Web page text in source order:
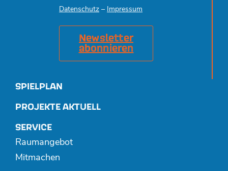
Datenschutz – Impressum
Newsletter
abonnieren
SPIELPLAN
PROJEKTE AKTUELL
SERVICE
Raumangebot
Mitmachen